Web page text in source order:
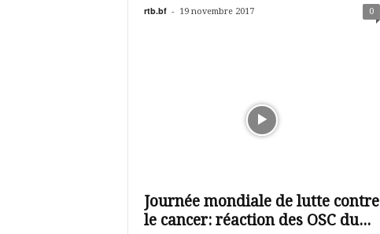
rtb.bf - 19 novembre 2017 0
Journée mondiale de lutte contre
le cancer: réaction des OSC du...